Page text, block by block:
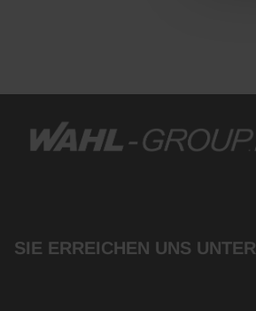
SIE ERREICHEN UNS UNTER